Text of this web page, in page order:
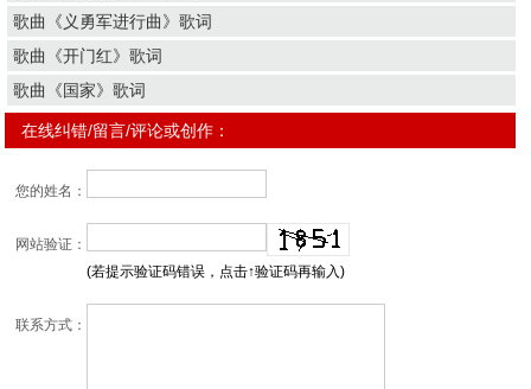
歌曲《义勇军进行曲》歌词
歌曲《开门红》歌词
歌曲《国家》歌词
在线纠错/留言/评论或创作：
您的姓名：
网站验证：
(若提示验证码错误，点击↑验证码再输入)
联系方式：